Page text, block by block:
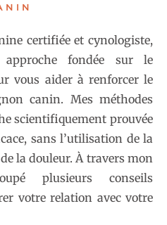
certifiée et cynologiste,
fondée sur le
vous aider à renforcer le
canin. Mes méthodes
scientifiquement prouvée
sans l’utilisation de la
la douleur. À travers mon
plusieurs conseils
votre relation avec votre